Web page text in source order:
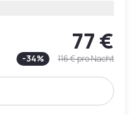
77 €
-34% 116 €pro Nacht